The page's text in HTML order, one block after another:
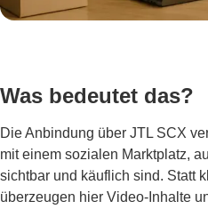
Was bedeutet das?
Die Anbindung über JTL SCX
mit einem sozialen Marktplatz,
sichtbar und käuflich sind. Statt
überzeugen hier Video-Inhalte